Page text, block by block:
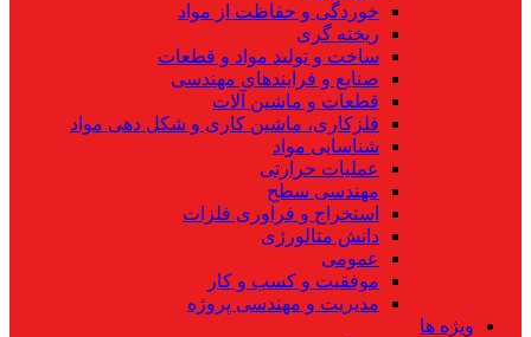
خوردگی و حفاظت از مواد
ریخته گری
ساخت و تولید مواد و قطعات
صنایع و فرایندهای مهندسی
قطعات و ماشین آلات
فلزکاری، ماشین کاری و شکل دهی مواد
شناسایی مواد
عملیات حرارتی
مهندسی سطح
استخراج و فراوری فلزات
دانش متالورژی
عمومی
موفقیت و کسب و کار
مدیریت و مهندسی پروژه
ویژه ها